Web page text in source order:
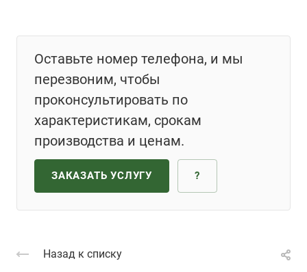
Оставьте номер телефона, и мы
перезвоним, чтобы
проконсультировать по
характеристикам, срокам
производства и ценам.
ЗАКАЗАТЬ УСЛУГУ ?
Назад к списку